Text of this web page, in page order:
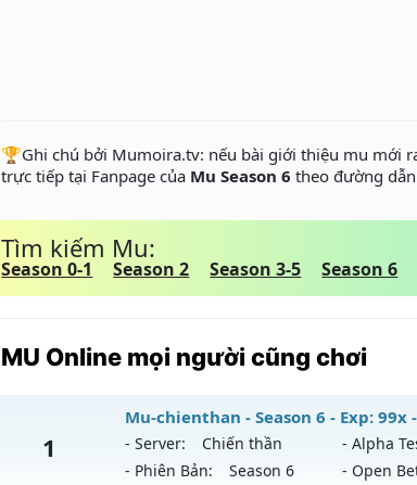
️🏆Ghi chú bởi Mumoira.tv: nếu bài giới thiệu mu mới
trực tiếp tại Fanpage của Mu Season 6 theo đường
Tìm kiếm Mu:
Season 0-1 Season 2 Season 3-5 Season 6
MU Online mọi người cũng chơi
1
Mu-chienthan - Season 6 - Exp: 99x
- Server: Chiến thần - Alpha
- Phiên Bản:
Season 6 - Open